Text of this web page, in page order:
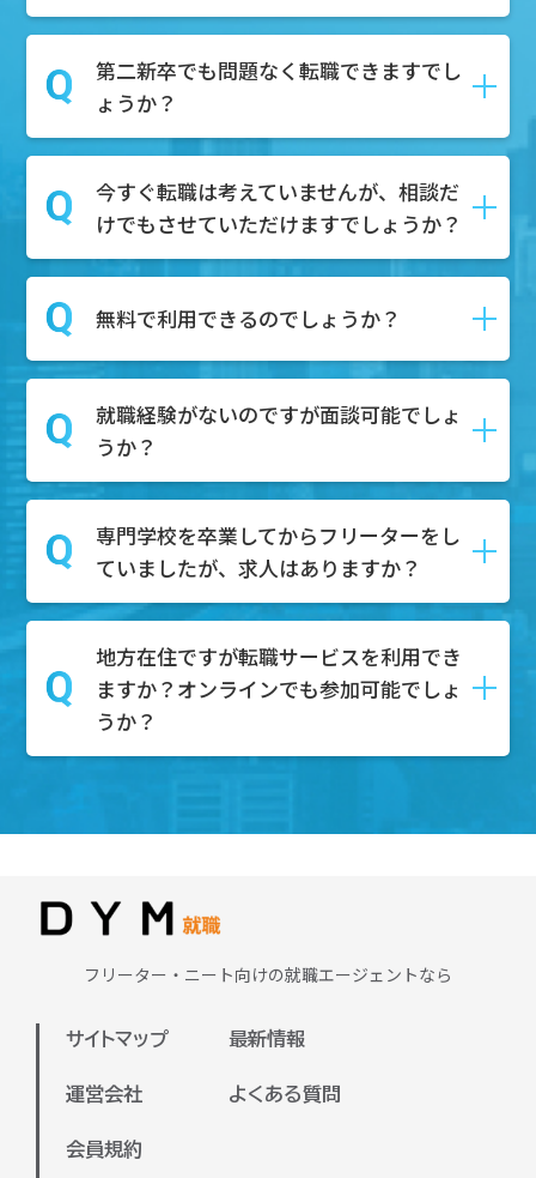
就活のプロのことです。
職務経歴書の作成など、就活に関わる作
業全般をサポートいたします。
私服で構いません！お気軽にご参加くだ
さい。
第二新卒でも問題なく転職できますでし
ょうか？
もちろん可能でございます。第二新卒を
積極的に採用している企業様も多数ござ
いますので、転職市場での需要はござい
第二新卒とは、一般的に「新卒で就職し
てから１～3年以内の社員」を指し、正社
しての経験が浅い人材を対象にしていま
す。
今すぐ転職は考えていませんが、相談だ
けでもさせていただけますでしょうか？
はい、DYM就職では転職の具体的な予定
相談内容としては、キャリアアップした
い、自分の市場価値を知りたい、給与や
待遇の不満がある、上司や同僚との人間
関係がうまくいかない、などのご相談内
たくさんいらっしゃいます。
ぜひそのようなお悩みもお持ちでしたら
面談にご予約ください。
無料で利用できるのでしょうか？
はい。無料でご利用可能です。
求職者様はDYM就職のエージェントサー
ビスを無料で利用することが可能です。
就職経験がないのですが面談可能でしょ
うか？
もちろん可能でございます。無料相談ボ
タンからご予約いただけましたら、弊社
のキャリアアドバイザーと面談していた
その中で、どのような職業が合うのかを
一緒に考え、一人ひとりにあった求人を
ご紹介させていただき、内定までサポー
専門学校を卒業してからフリーターをし
ていましたが、求人はありますか？
もちろんございます。これまでのご経験
やスキルを活かして、様々な業界で活躍
できる求人がたくさんあります。特に、
フリーターとしての柔軟な対応力やコミ
える可能性が高いです。
まずは、ご自身が興味のある業界や、今
とで、より適した求人を見つけやすくな
一緒に、希望や目標を整理しながら進め
キャリアアドバイザーと面談していただ
地方在住ですが転職サービスを利用でき
ますか？オンラインでも参加可能でしょ
うか？
対応しておりますので、地方の方の就職
支援も可能でございます。
ぜひお気軽にご参加ください。
フリーター・ニート向けの就職エージェントなら
サイトマップ
運営会社
会員規約
最新情報
よくある質問